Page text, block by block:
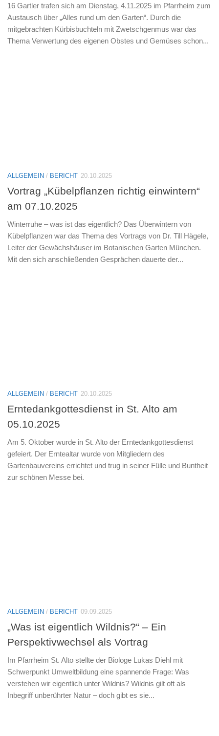
16 Gartler trafen sich am Dienstag, 4.11.2025 im Pfarrheim zum
Austausch über „Alles rund um den Garten“. Durch die
mitgebrachten Kürbisbuchteln mit Zwetschgenmus war das
Thema Verwertung des eigenen Obstes und Gemüses schon...
ALLGEMEIN / BERICHT 20.10.2025
Vortrag „Kübelpflanzen richtig einwintern“
am 07.10.2025
Winterruhe – was ist das eigentlich? Das Überwintern von
Kübelpflanzen war das Thema des Vortrags von Dr. Till Hägele,
Leiter der Gewächshäuser im Botanischen Garten München.
Mit den sich anschließenden Gesprächen dauerte der...
ALLGEMEIN / BERICHT 20.10.2025
Erntedankgottesdienst in St. Alto am
05.10.2025
Am 5. Oktober wurde in St. Alto der Erntedankgottesdienst
gefeiert. Der Erntealtar wurde von Mitgliedern des
Gartenbauvereins errichtet und trug in seiner Fülle und Buntheit
zur schönen Messe bei.
ALLGEMEIN / BERICHT 09.09.2025
„Was ist eigentlich Wildnis?“ – Ein
Perspektivwechsel als Vortrag
Im Pfarrheim St. Alto stellte der Biologe Lukas Diehl mit
Schwerpunkt Umweltbildung eine spannende Frage: Was
verstehen wir eigentlich unter Wildnis? Wildnis gilt oft als
Inbegriff unberührter Natur – doch gibt es sie...